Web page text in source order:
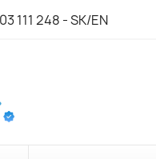
111 248 - SK/EN